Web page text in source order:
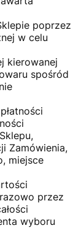
poprzez
w celu
kierowanej
spośród
Zamówienia,
miejsce
przez
wyboru